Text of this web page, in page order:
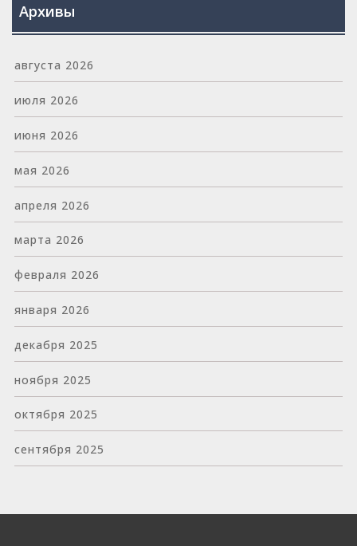
Архивы
августа 2026
июля 2026
июня 2026
мая 2026
апреля 2026
марта 2026
февраля 2026
января 2026
декабря 2025
ноября 2025
октября 2025
сентября 2025